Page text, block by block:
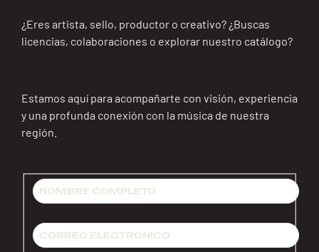
¿Eres artista, sello, productor o creativo? ¿Buscas
licencias, colaboraciones o explorar nuestro catálogo?
Estamos aquí para acompañarte con visión, experiencia
y una profunda conexión con la música de nuestra
región.